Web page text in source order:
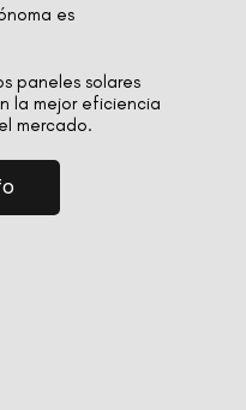
es
paneles solares
la mejor eficiencia
mercado.